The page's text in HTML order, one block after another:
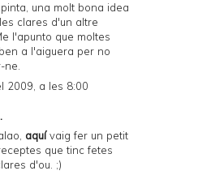
una molt bona idea
clares d'un altre
l'apunto que moltes
a l'aiguera per no
ne.
2009, a les 8:00
aquívaig fer un petit
que tinc fetes
d'ou. ;)